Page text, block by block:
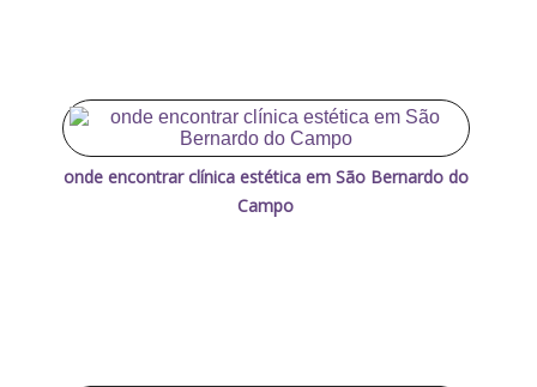
onde encontrar clínica estética em São Bernardo do
Campo